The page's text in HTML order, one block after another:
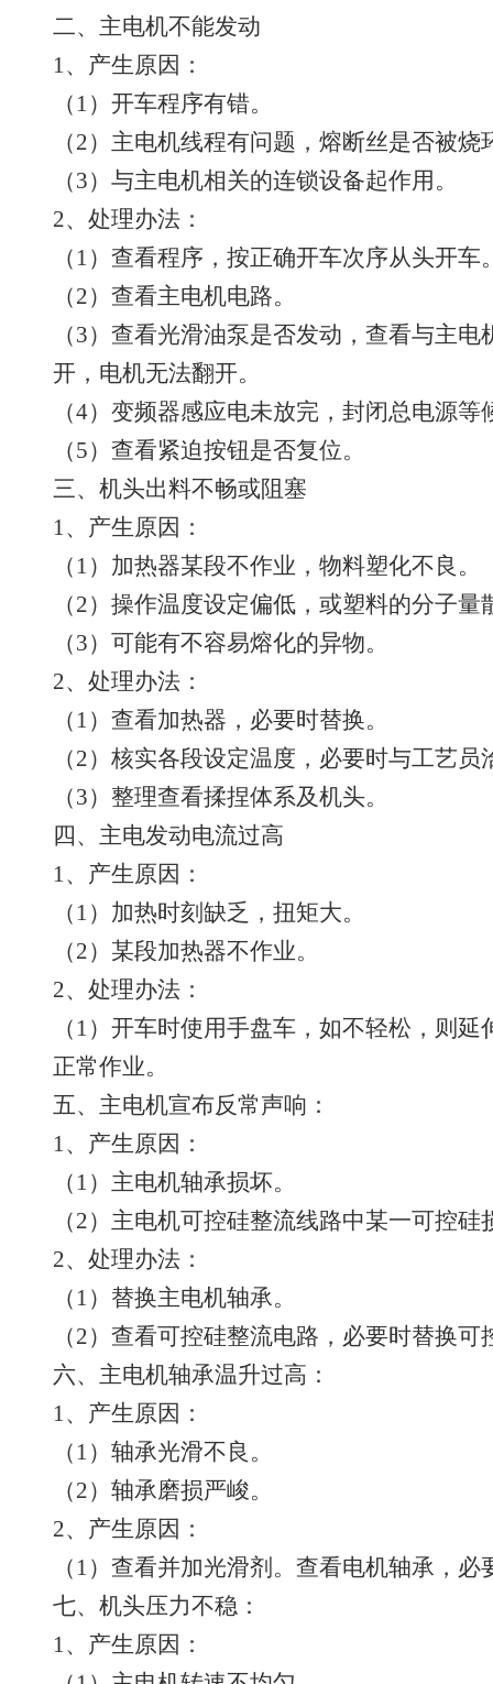
二、主电机不能发动
1、产生原因：
（1）开车程序有错。
（2）主电机线程有问题，熔断丝是否被烧
（3）与主电机相关的连锁设备起作用。
2、处理办法：
（1）查看程序，按正确开车次序从头开车
（2）查看主电机电路。
（3）查看光滑油泵是否发动，查看与主
开，电机无法翻开。
（4）变频器感应电未放完，封闭总电源
（5）查看紧迫按钮是否复位。
三、机头出料不畅或阻塞
1、产生原因：
（1）加热器某段不作业，物料塑化不良。
（2）操作温度设定偏低，或塑料的分子
（3）可能有不容易熔化的异物。
2、处理办法：
（1）查看加热器，必要时替换。
（2）核实各段设定温度，必要时与工艺
（3）整理查看揉捏体系及机头。
四、主电发动电流过高
1、产生原因：
（1）加热时刻缺乏，扭矩大。
（2）某段加热器不作业。
2、处理办法：
（1）开车时使用手盘车，如不轻松，则
正常作业。
五、主电机宣布反常声响：
1、产生原因：
（1）主电机轴承损坏。
（2）主电机可控硅整流线路中某一可控
2、处理办法：
（1）替换主电机轴承。
（2）查看可控硅整流电路，必要时替换
六、主电机轴承温升过高：
1、产生原因：
（1）轴承光滑不良。
（2）轴承磨损严峻。
2、产生原因：
（1）查看并加光滑剂。查看电机轴承，
七、机头压力不稳：
1、产生原因：